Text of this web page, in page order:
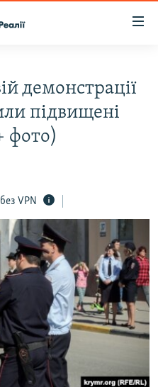
демонстрації
підвищені
фото)
VPN